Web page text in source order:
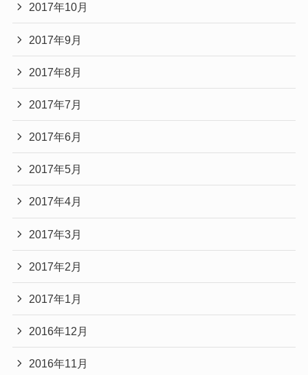
2017年10月
2017年9月
2017年8月
2017年7月
2017年6月
2017年5月
2017年4月
2017年3月
2017年2月
2017年1月
2016年12月
2016年11月